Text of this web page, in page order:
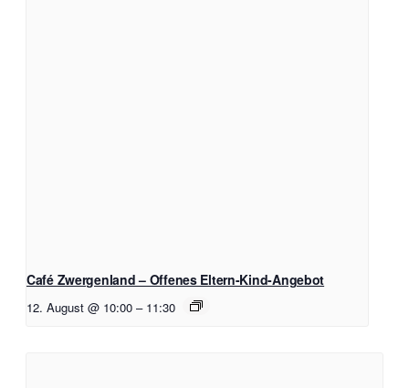
Café Zwergenland – Offenes Eltern-Kind-Angebot
12. August @ 10:00 – 11:30